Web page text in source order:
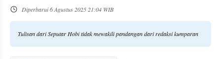
Diperbarui6 Agustus 2025 21:04 WIB
Tulisan dari Seputar Hobi tidak mewakili pandangan dari redaksi kumparan